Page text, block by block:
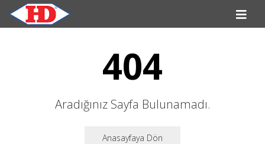
404
Aradığınız Sayfa Bulunamadı.
Anasayfaya Dön